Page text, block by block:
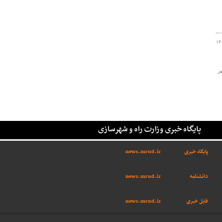
پایگاه خبری وزارت راه و شهرسازی
پایگاه خبری news.mrud.ir
دانشنامه
news.mrud.ir
فایل خبری news.mrud.ir